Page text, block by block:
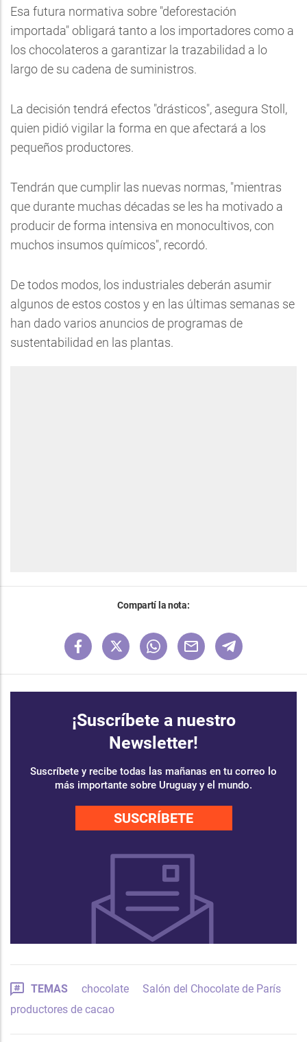
Esa futura normativa sobre "deforestación
importada" obligará tanto a los importadores como a
los chocolateros a garantizar la trazabilidad a lo
largo de su cadena de suministros.
La decisión tendrá efectos "drásticos", asegura Stoll,
quien pidió vigilar la forma en que afectará a los
pequeños productores.
Tendrán que cumplir las nuevas normas, "mientras
que durante muchas décadas se les ha motivado a
producir de forma intensiva en monocultivos, con
muchos insumos químicos", recordó.
De todos modos, los industriales deberán asumir
algunos de estos costos y en las últimas semanas se
han dado varios anuncios de programas de
sustentabilidad en las plantas.
Compartí la nota:
¡Suscríbete a nuestro
Newsletter!
Suscríbete y recibe todas las mañanas en tu correo lo
más importante sobre Uruguay y el mundo.
SUSCRÍBETE
TEMAS chocolate
Salón del Chocolate de París
productores de cacao